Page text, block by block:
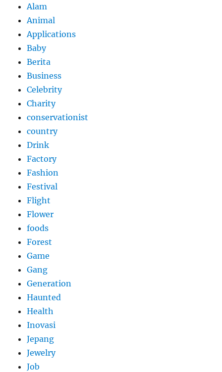
Alam
Animal
Applications
Baby
Berita
Business
Celebrity
Charity
conservationist
country
Drink
Factory
Fashion
Festival
Flight
Flower
foods
Forest
Game
Gang
Generation
Haunted
Health
Inovasi
Jepang
Jewelry
Job